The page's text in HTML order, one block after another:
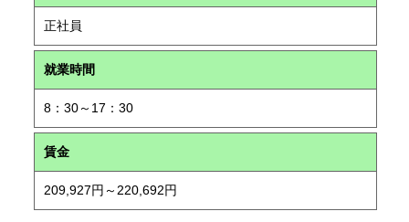
正社員
就業時間
8：30～17：30
賃金
209,927円～220,692円